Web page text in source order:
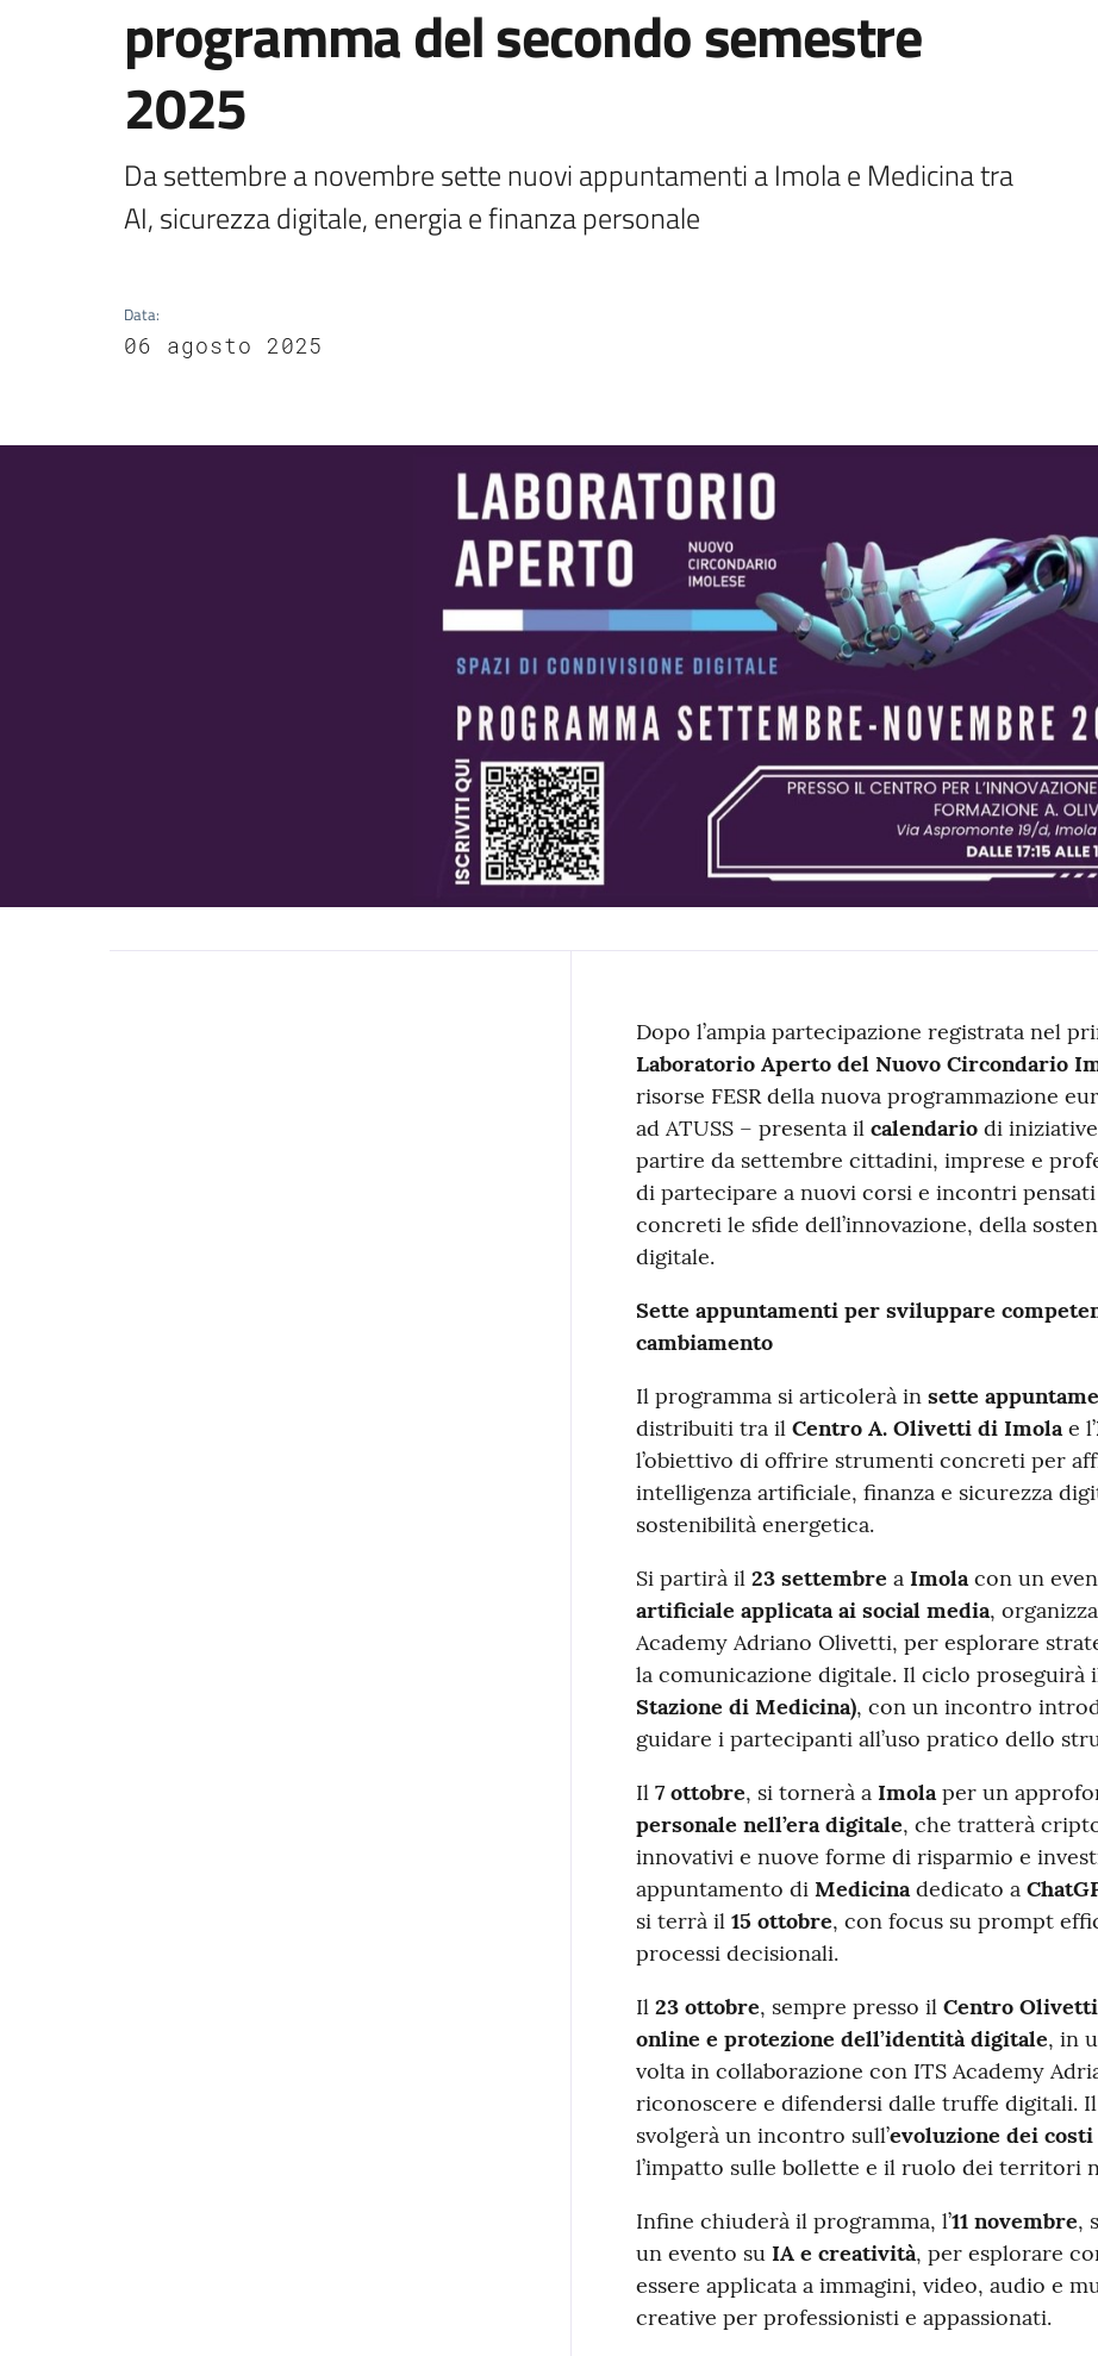
programma del secondo semestre
2025
Da settembre a novembre sette nuovi appuntamenti a Imola e Medicina tra
AI, sicurezza digitale, energia e finanza personale
Data:
06 agosto 2025
Contenuto
Dopo l’ampia partecipazione registrata nel
Laboratorio Aperto del Nuovo Circondario
risorse FESR della nuova programmazione
ad ATUSS – presenta il calendariodi
partire da settembre cittadini, imprese e
di partecipare a nuovi corsi e incontri
concreti le sfide dell’innovazione, della
digitale.
Sette appuntamenti per sviluppare
cambiamento
Il programma si articolerà in sette
distribuiti tra il Centro A. Olivetti di Imolae l’
l’obiettivo di offrire strumenti concreti per
intelligenza artificiale, finanza e sicurezza
sostenibilità energetica.
Si partirà il 23 settembre a Imolacon un
artificiale applicata ai social media,
Academy Adriano Olivetti, per esplorare
la comunicazione digitale. Il ciclo proseguirà
Stazione di Medicina), con un incontro
guidare i partecipanti all’uso pratico dello
Il 7 ottobre, si tornerà aImolaper un
personale nell’era digitale, che tratterà
innovativi e nuove forme di risparmio e
appuntamento di Medicinadedicato a
si terrà il 15 ottobre, con focus su prompt
processi decisionali.
Il 23 ottobre, sempre presso il Centro Olivetti
online e protezione dell’identità digitale, in
volta in collaborazione con ITS Academy
riconoscere e difendersi dalle truffe digitali. Il
svolgerà un incontro sull’evoluzione dei
l’impatto sulle bollette e il ruolo dei territori
Infine chiuderà il programma, l’11 novembre,
un evento su IA e creatività, per esplorare
essere applicata a immagini, video, audio e
creative per professionisti e appassionati.